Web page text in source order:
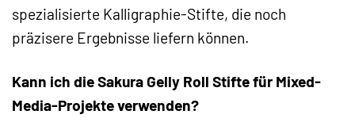
spezialisierte Kalligraphie-Stifte, die noch
präzisere Ergebnisse liefern können.
Kann ich die Sakura Gelly Roll Stifte für Mixed-
Media-Projekte verwenden?